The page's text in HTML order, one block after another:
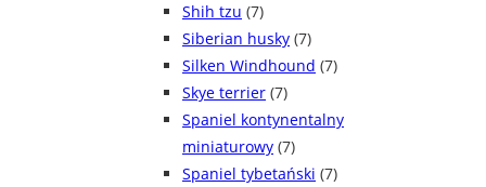
Shih tzu (7)
Siberian husky (7)
Silken Windhound (7)
Skye terrier (7)
Spaniel kontynentalny
miniaturowy (7)
Spaniel tybetański (7)